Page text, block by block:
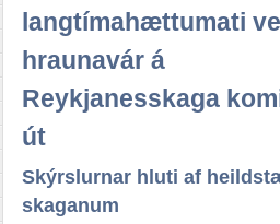
langtímahættumati
hraunavár á
Reykjanesskaga
út
Skýrslurnar hluti af
skaganum